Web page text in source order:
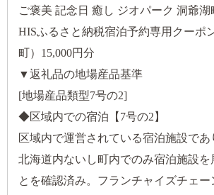
ご褒美 記念日 癒し ジオパーク 洞爺湖
HISふるさと納税宿泊予約専用クーポ
町）15,000円分
▼返礼品の地場産品基準
[地場産品類型7号の2]
◆区域内での宿泊【7号の2】
区域内で運営されている宿泊施設で
北海道内ないし町内でのみ宿泊施設を
とを確認済み。フランチャイズチェー